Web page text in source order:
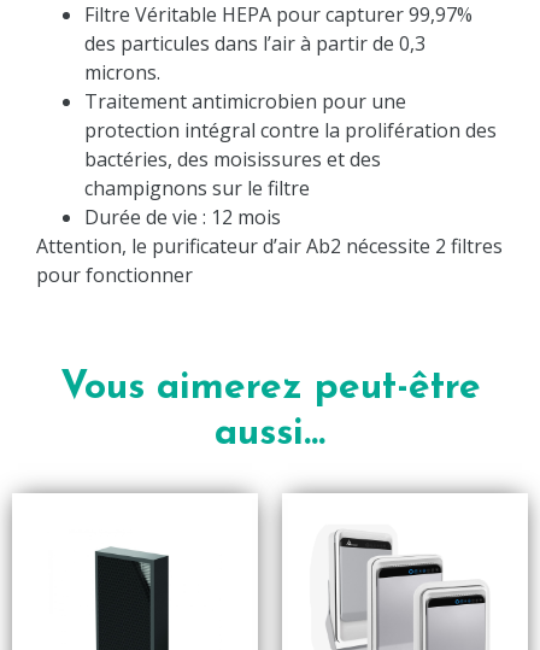
Filtre Véritable HEPA pour capturer 99,97%
des particules dans l’air à partir de 0,3
microns.
Traitement antimicrobien pour une
protection intégral contre la prolifération des
bactéries, des moisissures et des
champignons sur le filtre
Durée de vie : 12 mois
Attention, le purificateur d’air Ab2 nécessite 2 filtres
pour fonctionner
Vous aimerez peut-être
aussi…